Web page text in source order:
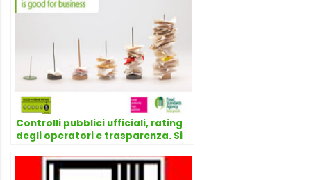
Controlli pubblici ufficiali, rating
degli operatori e trasparenza. Si